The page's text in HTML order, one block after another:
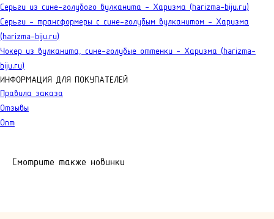
Серьги из сине-голубого вулканита - Харизма (harizma-biju.ru)
Серьги - трансформеры с сине-голубым вулканитом - Харизма
(harizma-biju.ru)
Чокер из вулканита, сине-голубые оттенки - Харизма (harizma-
biju.ru)
ИНФОРМАЦИЯ ДЛЯ ПОКУПАТЕЛЕЙ
Правила заказа
Отзывы
Опт
Смотрите также новинки